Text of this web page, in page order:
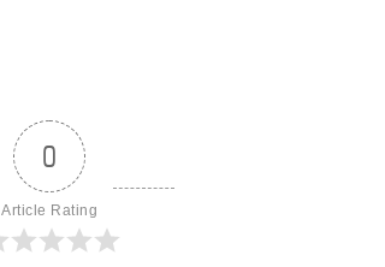
0
Article Rating